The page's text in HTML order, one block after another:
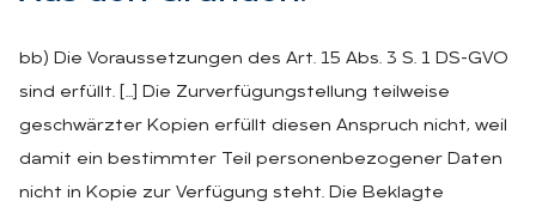
bb) Die Voraussetzungen des Art. 15 Abs. 3 S. 1 DS-GVO
sind erfüllt. […] Die Zurverfügungstellung teilweise
geschwärzter Kopien erfüllt diesen Anspruch nicht, weil
damit ein bestimmter Teil personenbezogener Daten
nicht in Kopie zur Verfügung steht. Die Beklagte